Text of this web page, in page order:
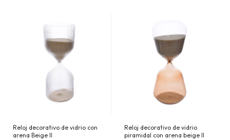
Reloj decorativo de vidrio con
arena Beige II
Reloj decorativo de vidrio
piramidal con arena beige II